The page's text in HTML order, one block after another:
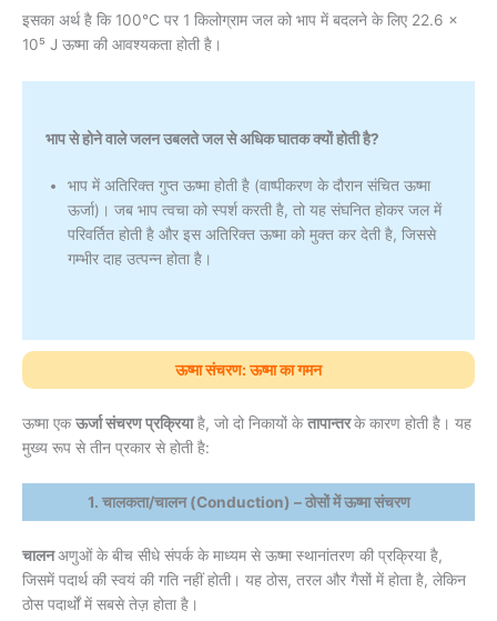
इसका अर्थ है कि 100°C पर 1 किलोग्राम जल को भाप में बदलने के लिए 22.6 ×
10⁵ J ऊष्मा की आवश्यकता होती है।
भाप से होने वाले जलन उबलते जल से अधिक घातक क्यों होती है?
भाप में अतिरिक्त गुप्त ऊष्मा होती है (वाष्पीकरण के दौरान संचित ऊष्मा
ऊर्जा)। जब भाप त्वचा को स्पर्श करती है, तो यह संघनित होकर जल में
परिवर्तित होती है और इस अतिरिक्त ऊष्मा को मुक्त कर देती है, जिससे
गम्भीर दाह उत्पन्न होता है।
ऊष्मा संचरण: ऊष्मा का गमन
ऊष्मा एकऊर्जा संचरण प्रक्रियाहै, जो दो निकायों केतापान्तरके कारण होती है। यह
मुख्य रूप से तीन प्रकार से होती है:
1. चालकता/चालन (Conduction) – ठोसों में ऊष्मा संचरण
चालनअणुओं के बीच सीधे संपर्क के माध्यम से ऊष्मा स्थानांतरण की प्रक्रिया है,
जिसमें पदार्थ की स्वयं की गति नहीं होती। यह ठोस, तरल और गैसों में होता है, लेकिन
ठोस पदार्थों में सबसे तेज़ होता है।